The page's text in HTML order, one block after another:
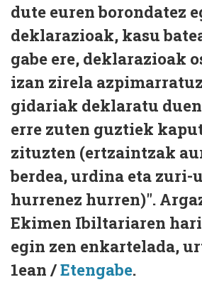
dute euren borondatez
deklarazioak, kasu
gabe ere, deklarazioak
izan zirela
gidariak deklaratu
erre zuten guztiek
zituzten (ertzaintzak
berdea, urdina eta zuri-
hurrenez hurren)".
Ekimen Ibiltariaren
egin zen enkartelada,
1ean /Etengabe.